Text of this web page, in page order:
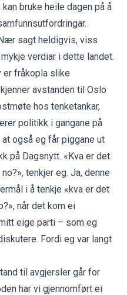
bruke heile dagen på å
sagt heldigvis, viss
verdiar i dette landet.
er fråkopla slike
avstanden til Oslo
hos tenketankar,
politikk i gangane på
også eg får piggane ut
på Dagsnytt. «Kva er det
tenkjer eg. Ja, denne
i å tenkje «kva er det
når det kom ei
eige parti – som eg
Fordi eg var langt
til avgjersler går for
har vi gjennomført ei